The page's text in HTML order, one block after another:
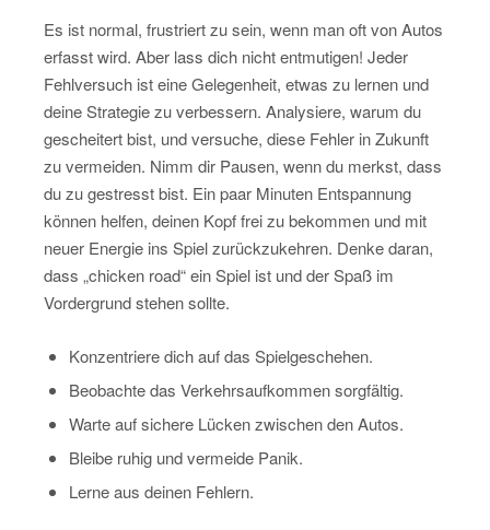
Es ist normal, frustriert zu sein, wenn man oft von Autos
erfasst wird. Aber lass dich nicht entmutigen! Jeder
Fehlversuch ist eine Gelegenheit, etwas zu lernen und
deine Strategie zu verbessern. Analysiere, warum du
gescheitert bist, und versuche, diese Fehler in Zukunft
zu vermeiden. Nimm dir Pausen, wenn du merkst, dass
du zu gestresst bist. Ein paar Minuten Entspannung
können helfen, deinen Kopf frei zu bekommen und mit
neuer Energie ins Spiel zurückzukehren. Denke daran,
dass „chicken road“ ein Spiel ist und der Spaß im
Vordergrund stehen sollte.
Konzentriere dich auf das Spielgeschehen.
Beobachte das Verkehrsaufkommen sorgfältig.
Warte auf sichere Lücken zwischen den Autos.
Bleibe ruhig und vermeide Panik.
Lerne aus deinen Fehlern.